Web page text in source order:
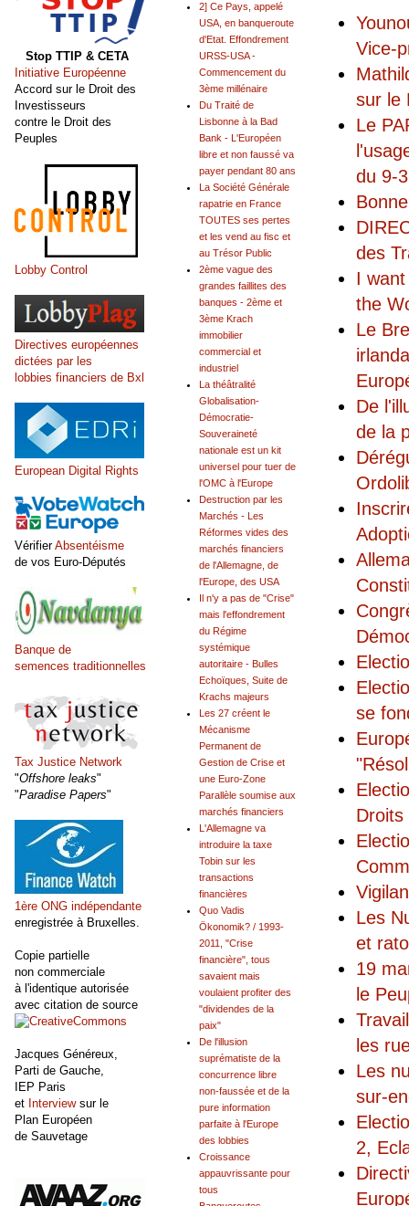
Vice-
sur le
Le
du 9-3
des
I
the
Le
De
de la
se
Droits
Les
et
19
le
les
Les
sur-
2,
2] Ce Pays, appelé
USA, en banqueroute
d'Etat. Effondrement
URSS-USA -
Commencement du
3ème millénaire
Du Traité de
Lisbonne à la Bad
Bank - L'Européen
libre et non faussé va
payer pendant 80 ans
La Société Générale
rapatrie en France
TOUTES ses pertes
et les vend au fisc et
au Trésor Public
2ème vague des
grandes faillites des
banques - 2ème et
3ème Krach
immobilier
commercial et
industriel
La théâtralité
Globalisation-
Démocratie-
Souveraineté
nationale est un kit
universel pour tuer de
l'OMC à l'Europe
Destruction par les
Marchés - Les
Réformes vides des
marchés financiers
de l'Allemagne, de
l'Europe, des USA
Il n'y a pas de "Crise"
mais l'effondrement
du Régime
systémique
autoritaire - Bulles
Echoïques, Suite de
Krachs majeurs
Les 27 créent le
Mécanisme
Permanent de
Gestion de Crise et
une Euro-Zone
Parallèle soumise aux
marchés financiers
L'Allemagne va
introduire la taxe
Tobin sur les
transactions
financières
Quo Vadis
Ökonomik? / 1993-
2011, "Crise
financière", tous
savaient mais
voulaient profiter des
"dividendes de la
paix"
De l'illusion
suprématiste de la
concurrence libre
non-faussée et de la
pure information
parfaite à l'Europe
des lobbies
Croissance
appauvrissante pour
tous
Stop TTIP & CETA
Initiative Européenne
Accord sur le Droit des
Investisseurs
contre le Droit des
Peuples
Lobby Control
Directives européennes
dictées par les
lobbies financiers de Bxl
European Digital Rights
VérifierAbsentéisme
de vos Euro-Députés
Banque de
semences traditionnelles
Tax Justice Network
"Offshore leaks"
"Paradise Papers"
1ère ONG indépendante
enregistrée à Bruxelles.
Copie partielle
non commerciale
à l'identique autorisée
avec citation de source
Jacques Généreux,
Parti de Gauche,
IEP Paris
et Interviewsur le
Plan Européen
de Sauvetage